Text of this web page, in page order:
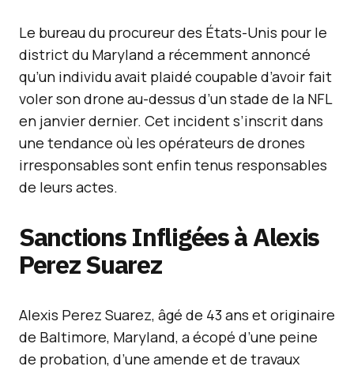
Le bureau du procureur des États-Unis pour le
district du Maryland a récemment annoncé
qu’un individu avait plaidé coupable d’avoir fait
voler son drone au-dessus d’un stade de la NFL
en janvier dernier. Cet incident s’inscrit dans
une tendance où les opérateurs de drones
irresponsables sont enfin tenus responsables
de leurs actes.
Sanctions Infligées à Alexis
Perez Suarez
Alexis Perez Suarez, âgé de 43 ans et originaire
de Baltimore, Maryland, a écopé d’une peine
de probation, d’une amende et de travaux